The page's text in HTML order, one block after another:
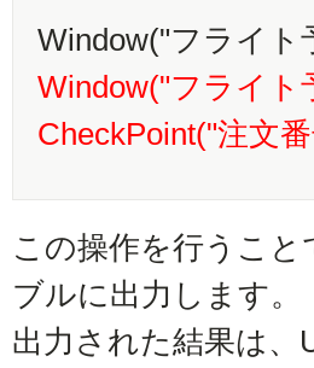
Window("フライト
Window("フライト
CheckPoint("注文
この操作を行うこ
ブルに出力します。
出力された結果は、